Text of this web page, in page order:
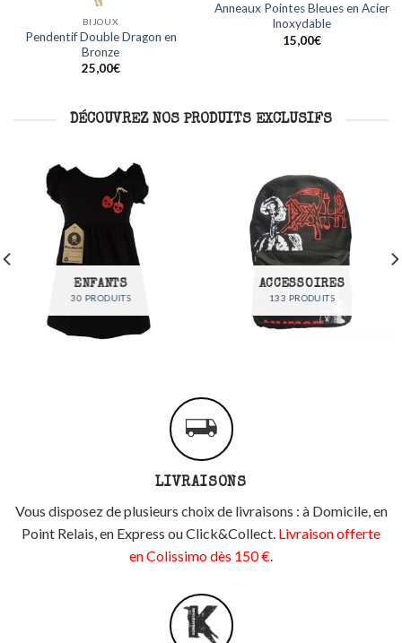
Anneaux Acier Ligne Bleue en
Acier Inoxydable
15,00€
Anneaux Noirs Design Crâne en
Acier Inoxydable
15,00€
DÉCOUVREZ NOS PRODUITS EXCLUSIFS
ENFANTS
30 PRODUITS
ACCESSOIRES
133 PRODUITS
LIVRAISONS
Vous disposez de plusieurs choix de livraisons : à Domicile, en
Point Relais, en Express ou Click&Collect. Livraison offerte
en Colissimo dès 150 €